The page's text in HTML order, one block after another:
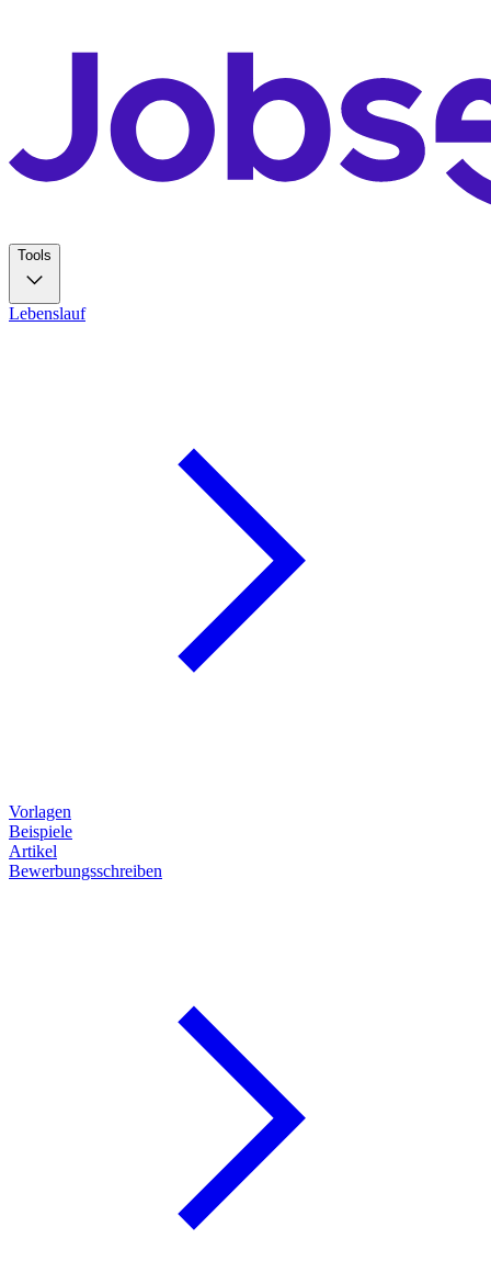
Tools
Lebenslauf
Vorlagen
Beispiele
Artikel
Bewerbungsschreiben